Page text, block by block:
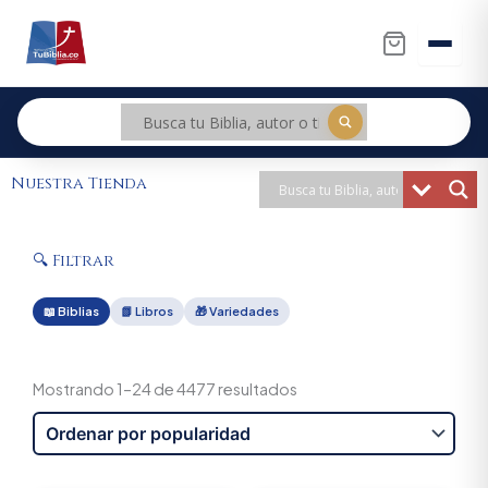
contenido
Nuestra Tienda
🔍 Filtrar
📖 Biblias 📗 Libros 🎁 Variedades
Mostrando 1–24 de 4477 resultados